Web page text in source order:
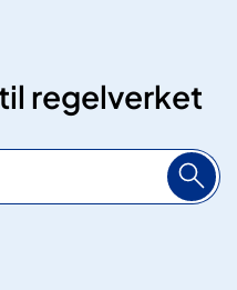
regelverket